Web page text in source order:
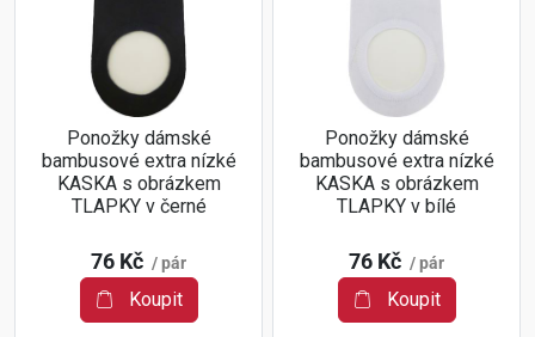
Ponožky dámské
bambusové extra nízké
KASKA s obrázkem
TLAPKY v černé
76 Kč / pár
Koupit
Ponožky dámské
bambusové extra nízké
KASKA s obrázkem
TLAPKY v bílé
76 Kč / pár
Koupit